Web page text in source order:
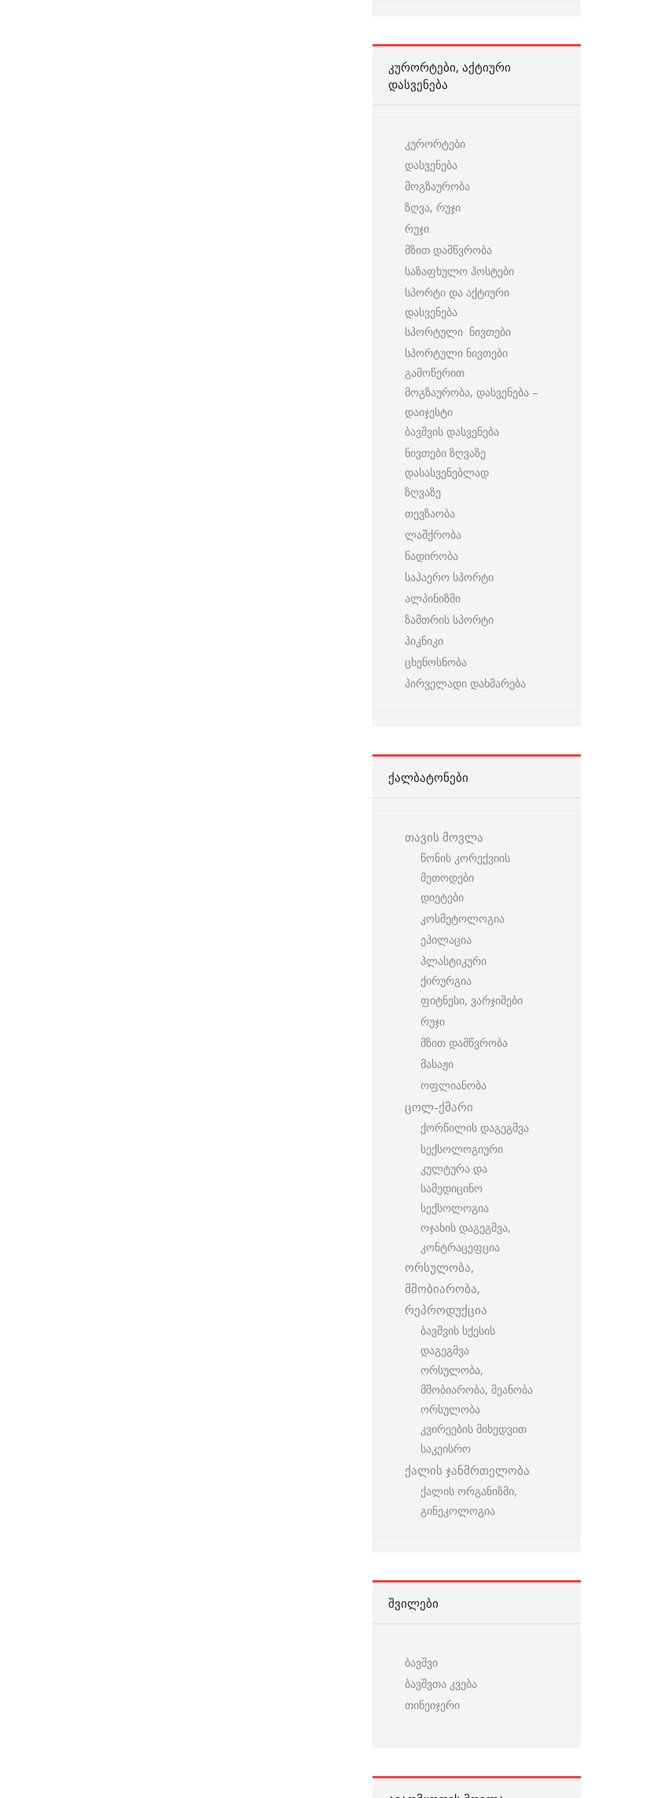
ᲙᲣᲠᲝᲠᲢᲔᲑᲘ, ᲐᲥᲢᲘᲣᲠᲘ
ᲓᲐᲡᲕᲔᲜᲔᲑᲐ
კურორტები
დასვენება
მოგზაურობა
ზღვა, რუჯი
რუჯი
მზით დამწვრობა
საზაფხულო პოსტები
სპორტი და აქტიური
დასვენება
სპორტული ნივთები
სპორტული ნივთები
გამოწერით
მოგზაურობა, დასვენება –
დაიჯესტი
ბავშვის დასვენება
ნივთები ზღვაზე
დასასვენებლად
ზღვაზე
თევზაობა
ლაშქრობა
ნადირობა
საჰაერო სპორტი
ალპინიზმი
ზამთრის სპორტი
პიკნიკი
ცხენოსნობა
პირველადი დახმარება
ᲥᲐᲚᲑᲐᲢᲝᲜᲔᲑᲘ
თავის მოვლა
წონის კორექვიის
მეთოდები
დიეტები
კოსმეტოლოგია
ეპილაცია
პლასტიკური
ქირურგია
ფიტნესი, ვარჯიშები
რუჯი
მზით დამწვრობა
მასაჟი
ოფლიანობა
ცოლ-ქმარი
ქორწილის დაგეგმვა
სექსოლოგიური
კულტურა და
სამედიცინო
სექსოლოგია
ოჯახის დაგეგმვა,
კონტრაცეფცია
ორსულობა,
მშობიარობა,
რეპროდუქცია
ბავშვის სქესის
დაგეგმვა
ორსულობა,
მშობიარობა, მეანობა
ორსულობა
კვირეების მიხედვით
საკეისრო
ქალის ჯანმრთელობა
ქალის ორგანიზმი,
გინეკოლოგია
ᲨᲕᲘᲚᲔᲑᲘ
ბავშვი
ბავშვთა კვება
თინეიჯერი